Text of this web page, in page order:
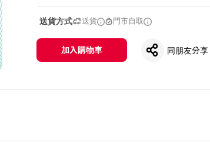
送貨方式 送貨 門市自取
加入購物車 同朋友分享